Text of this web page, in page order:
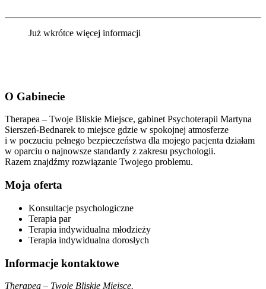
Już wkrótce więcej informacji
O Gabinecie
Therapea – Twoje Bliskie Miejsce, gabinet Psychoterapii Martyna
Sierszeń-Bednarek to miejsce gdzie w spokojnej atmosferze
i w poczuciu pełnego bezpieczeństwa dla mojego pacjenta działam
w oparciu o najnowsze standardy z zakresu psychologii.
Razem znajdźmy rozwiązanie Twojego problemu.
Moja oferta
Konsultacje psychologiczne
Terapia par
Terapia indywidualna młodzieży
Terapia indywidualna dorosłych
Informacje kontaktowe
Therapea – Twoje Bliskie Miejsce.